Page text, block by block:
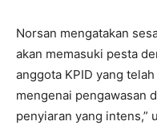
Norsan mengatakan
akan memasuki pesta
anggota KPID yang
mengenai pengawasan
penyiaran yang intens,”